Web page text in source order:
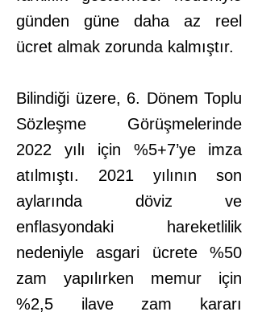
günden güne daha az reel
ücret almak zorunda kalmıştır.
Bilindiği üzere, 6. Dönem Toplu
Sözleşme Görüşmelerinde
2022 yılı için %5+7’ye imza
atılmıştı. 2021 yılının son
aylarında döviz ve
enflasyondaki hareketlilik
nedeniyle asgari ücrete %50
zam yapılırken memur için
%2,5 ilave zam kararı